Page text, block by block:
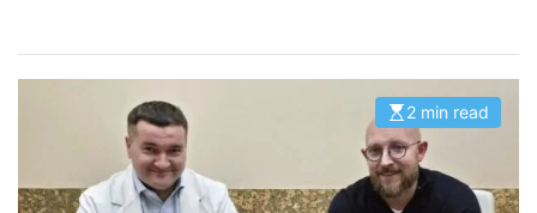
E
i
2 min read